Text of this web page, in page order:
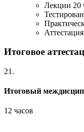
Лекции 20
Аттестация
Итоговое
21.
Итоговый
12 часов